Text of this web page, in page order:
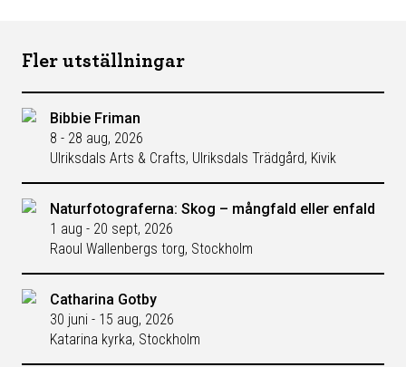
Fler utställningar
Bibbie Friman
8 - 28 aug, 2026
Ulriksdals Arts & Crafts, Ulriksdals Trädgård, Kivik
Naturfotograferna: Skog – mångfald eller enfald
1 aug - 20 sept, 2026
Raoul Wallenbergs torg, Stockholm
Catharina Gotby
30 juni - 15 aug, 2026
Katarina kyrka, Stockholm